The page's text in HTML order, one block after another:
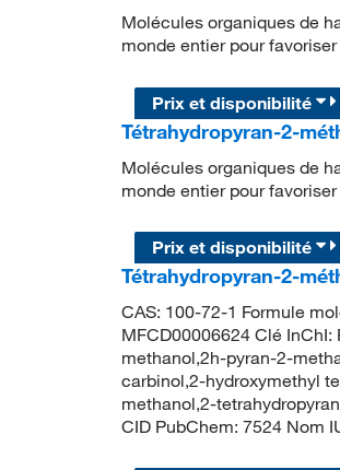
Molécules organiques de
monde entier pour
Prix et disponibilité
Tétrahydropyran-2-
Molécules organiques de
monde entier pour
Prix et disponibilité
Tétrahydropyran-2-
CAS: 100-72-1 Formule
MFCD00006624 Clé InChI:
methanol,2h-pyran-2-
carbinol,2-hydroxymethyl
methanol,2-
CID PubChem: 7524 Nom